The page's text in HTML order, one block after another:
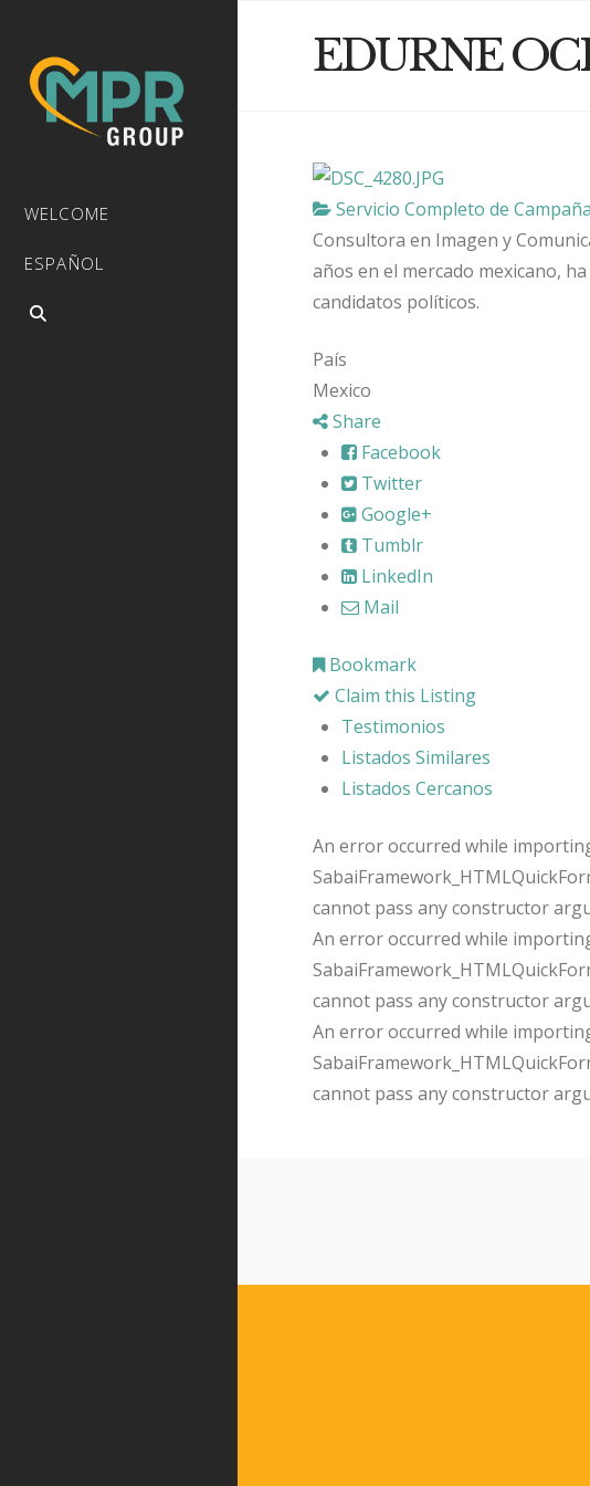
WELCOME
ESPAÑOL
EDURNE
Servicio Completo de Campaña
Consultora en Imagen y
años en el mercado mexicano,
candidatos políticos.
País
Mexico
Share
Facebook
Twitter
Google+
Tumblr
LinkedIn
Mail
Bookmark
Claim this Listing
Testimonios
Listados Similares
Listados Cercanos
An error occurred while
cannot pass any constructor
An error occurred while
cannot pass any constructor
An error occurred while
cannot pass any constructor